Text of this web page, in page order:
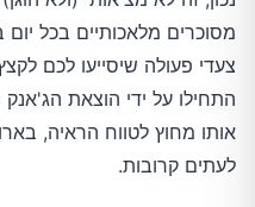
מסוכרים מלאכותיים בכל
צעדי פעולה שיסייעו לכם
התחילו על ידי הוצאת
אותו מחוץ לטווח הראיה,
לעתים קרובות.